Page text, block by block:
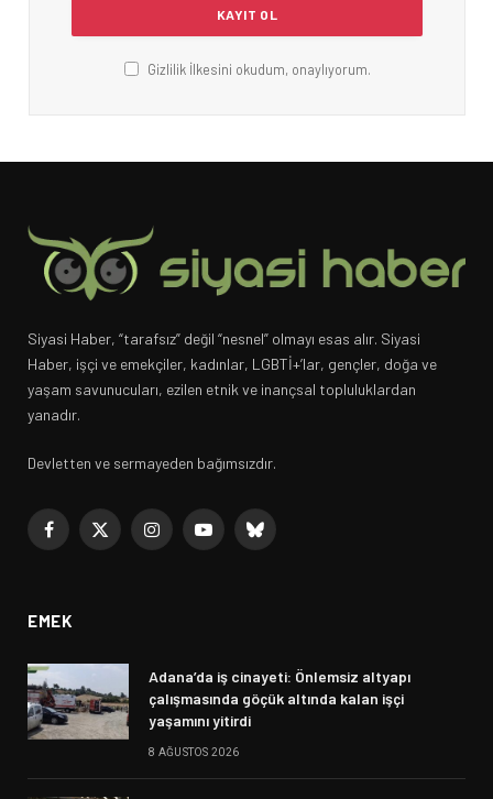
Gizlilik İlkesini okudum, onaylıyorum.
Siyasi Haber, “tarafsız” değil “nesnel” olmayı esas alır. Siyasi
Haber, işçi ve emekçiler, kadınlar, LGBTİ+’lar, gençler, doğa ve
yaşam savunucuları, ezilen etnik ve inançsal topluluklardan
yanadır.
Devletten ve sermayeden bağımsızdır.
Facebook
X
InstagramYouTubeBluesky
EMEK
Adana’da iş cinayeti: Önlemsiz altyapı
çalışmasında göçük altında kalan işçi
yaşamını yitirdi
8 AĞUSTOS 2026